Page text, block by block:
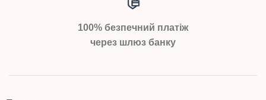
100% безпечний платіж
через шлюз банку